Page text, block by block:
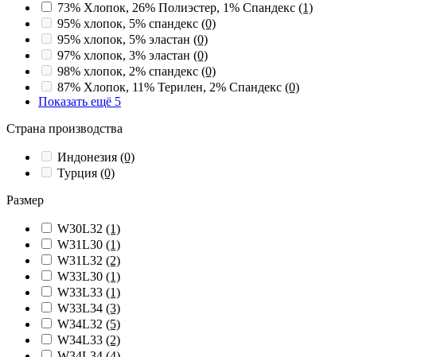
73% Хлопок, 26% Полиэстер, 1% Спандекс (1)
95% хлопок, 5% спандекс (0)
95% хлопок, 5% эластан (0)
97% хлопок, 3% эластан (0)
98% хлопок, 2% спандекс (0)
87% Хлопок, 11% Терилен, 2% Спандекс (0)
Показать ещё 5
Страна производства
Индонезия (0)
Турция (0)
Размер
W30L32 (1)
W31L30 (1)
W31L32 (2)
W33L30 (1)
W33L33 (1)
W33L34 (3)
W34L32 (5)
W34L33 (2)